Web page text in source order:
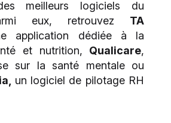
meilleurs logiciels du
eux, retrouvez
TA
application dédiée à la
et nutrition,
Qualicare,
sur la santé mentale ou
un logiciel de pilotage RH